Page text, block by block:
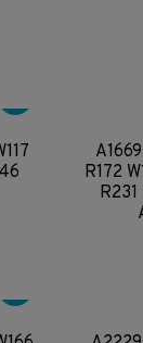
R172